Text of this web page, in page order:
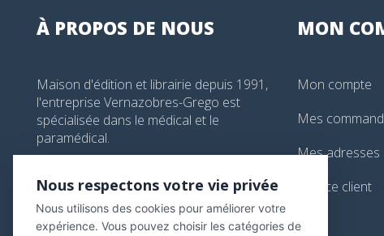
À PROPOS DE NOUS
Maison d'édition et librairie depuis 1991,
l'entreprise Vernazobres-Grego est
spécialisée dans le médical et le
paramédical.
librairie@vg-editions.com
MON
Mon compte
Mes
Mes adresses
Service client
Nous respectons votre vie privée
Nous utilisons des cookies pour améliorer votre
expérience. Vous pouvez choisir les catégories de